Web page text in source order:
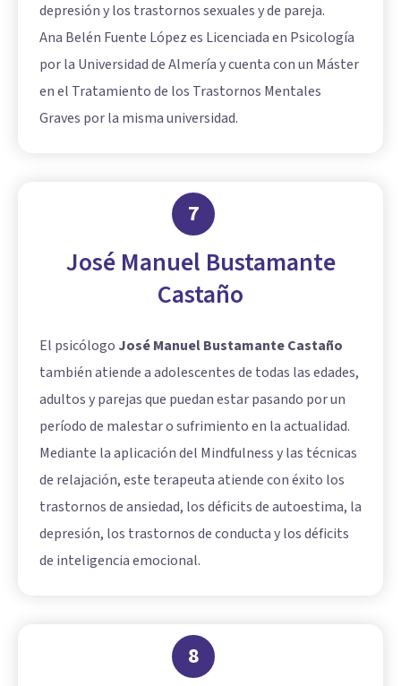
depresión y los trastornos sexuales y de pareja.
Ana Belén Fuente López es Licenciada en Psicología
por la Universidad de Almería y cuenta con un Máster
en el Tratamiento de los Trastornos Mentales
Graves por la misma universidad.
7
José Manuel Bustamante
Castaño
El psicólogo José Manuel Bustamante Castaño
también atiende a adolescentes de todas las edades,
adultos y parejas que puedan estar pasando por un
período de malestar o sufrimiento en la actualidad.
Mediante la aplicación del Mindfulness y las técnicas
de relajación, este terapeuta atiende con éxito los
trastornos de ansiedad, los déficits de autoestima, la
depresión, los trastornos de conducta y los déficits
de inteligencia emocional.
8